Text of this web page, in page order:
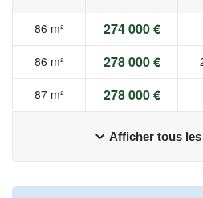
Achetez malin grâce au dispositif
d'un tarif, en moyenne, 30%
conditions de plafonds de
Redevance : 1,5€ / m² habitables /
Pour tout renseignement, contactez
86 m² 274 000 €
86 m² 278 000 €
87 m² 278 000 €
Afficher tous les